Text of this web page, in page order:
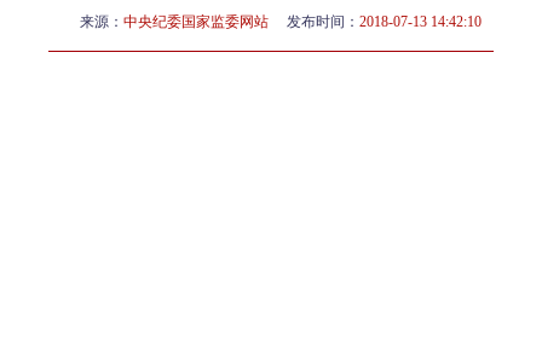
来源： 中央纪委国家监委网站 发布时间： 2018-07-13 14:42:10